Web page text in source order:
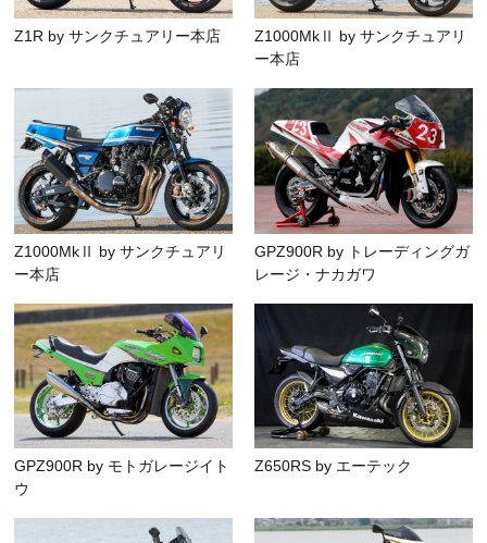
Z1R by サンクチュアリー本店
Z1000MkⅡ by サンクチュアリ
ー本店
Z1000MkⅡ by サンクチュアリ
ー本店
GPZ900R by トレーディングガ
レージ・ナカガワ
GPZ900R by モトガレージイト
ウ
Z650RS by エーテック